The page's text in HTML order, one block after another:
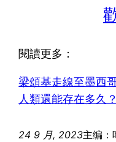
閱讀更多：
梁頌基走線至墨西
人類還能存在多久？
24 9 月, 2023主编：